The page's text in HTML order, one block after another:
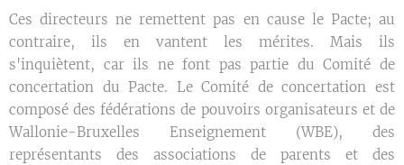
Ces directeurs ne remettent pas en cause le Pacte; au
contraire, ils en vantent les mérites. Mais ils
s'inquiètent, car ils ne font pas partie du Comité de
concertation du Pacte. Le Comité de concertation est
composé des fédérations de pouvoirs organisateurs et de
Wallonie-Bruxelles Enseignement (WBE), des
représentants des associations de parents et des